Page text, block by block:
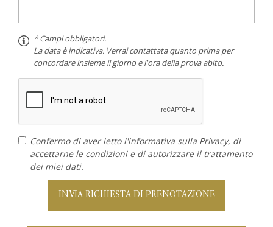
* Campi obbligatori.
La data è indicativa. Verrai contattata quanto prima per
concordare insieme il giorno e l'ora della prova abito.
Confermo di aver letto l'informativa sulla Privacy, di
accettarne le condizioni e di autorizzare il trattamento
dei miei dati.
INVIA RICHIESTA DI PRENOTAZIONE